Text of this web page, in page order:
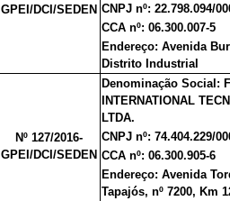
GPEI/DCI/SEDEN CNPJ nº: 22.798.094/
CCA nº: 06.300.007-5
Endereço: Avenida
Distrito Industrial
Nº 127/2016-
GPEI/DCI/SEDEN
Denominação Social:
INTERNATIONAL
LTDA.
CNPJ nº: 74.404.229/
CCA nº: 06.300.905-6
Endereço: Avenida
Tapajós, nº 7200, Km